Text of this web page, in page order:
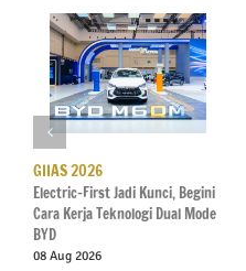
GIIAS 2026
Electric-First Jadi Kunci, Begini
Cara Kerja Teknologi Dual Mode
BYD
08 Aug 2026